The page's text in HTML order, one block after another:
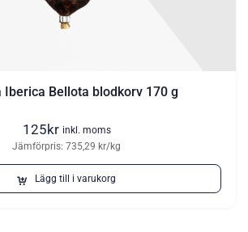
Iberica Bellota blodkorv 170 g
125kr inkl. moms
Jämförpris: 735,29 kr/kg
Lägg till i varukorg